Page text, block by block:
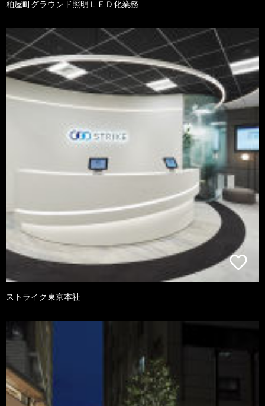
粕屋町グラウンド照明ＬＥＤ化業務
ストライク東京本社